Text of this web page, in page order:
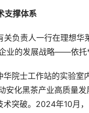
撑体系
责人一行在理想华
业的发展战略——依托
士工作站的实验室
安化黑茶产业高质量
突破。2024年10月